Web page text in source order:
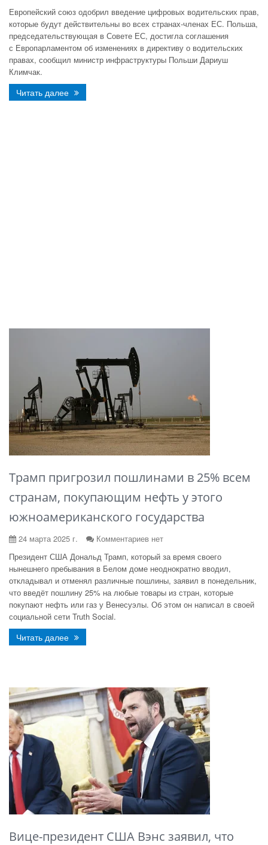
Европейский союз одобрил введение цифровых водительских прав,
которые будут действительны во всех странах-членах ЕС. Польша,
председательствующая в Совете ЕС, достигла соглашения
с Европарламентом об изменениях в директиву о водительских
правах, сообщил министр инфраструктуры Польши Дариуш
Климчак.
Читать далее
Трамп пригрозил пошлинами в 25% всем
странам, покупающим нефть у этого
южноамериканского государства
24 марта 2025 г.
Комментариев нет
Президент США Дональд Трамп, который за время своего
нынешнего пребывания в Белом доме неоднократно вводил,
откладывал и отменял различные пошлины, заявил в понедельник,
что введёт пошлину 25% на любые товары из стран, которые
покупают нефть или газ у Венесуэлы. Об этом он написал в своей
социальной сети Truth Social.
Читать далее
Вице-президент США Вэнс заявил, что